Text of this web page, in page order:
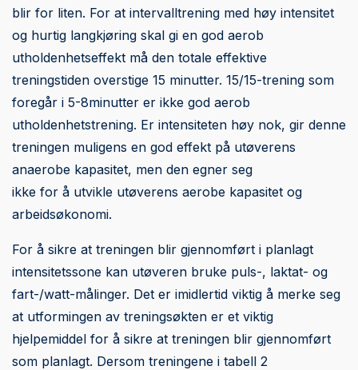
blir for liten. For at intervalltrening med høy intensitet
og hurtig langkjøring skal gi en god aerob
utholdenhetseffekt må den totale effektive
treningstiden overstige 15 minutter. 15/15-trening som
foregår i 5-8minutter er ikke god aerob
utholdenhetstrening. Er intensiteten høy nok, gir denne
treningen muligens en god effekt på utøverens
anaerobe kapasitet, men den egner seg
ikke for å utvikle utøverens aerobe kapasitet og
arbeidsøkonomi.
For å sikre at treningen blir gjennomført i planlagt
intensitetssone kan utøveren bruke puls-, laktat- og
fart-/watt-målinger. Det er imidlertid viktig å merke seg
at utformingen av treningsøkten er et viktig
hjelpemiddel for å sikre at treningen blir gjennomført
som planlagt. Dersom treningene i tabell 2